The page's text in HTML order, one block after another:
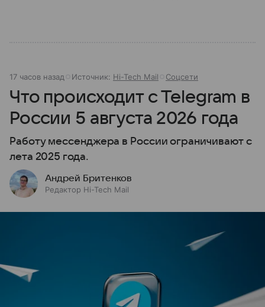
17 часов назад Источник: Hi-Tech Mail Соцсети
Что происходит с Telegram в
России 5 августа 2026 года
Работу мессенджера в России ограничивают с
лета 2025 года.
Андрей Бритенков
Редактор Hi-Tech Mail